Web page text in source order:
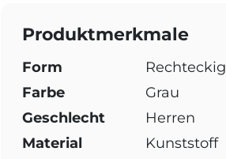
Produktmerkmale
Form
Rechteckig
Farbe
Grau
Geschlecht
Herren
Material
Kunststoff